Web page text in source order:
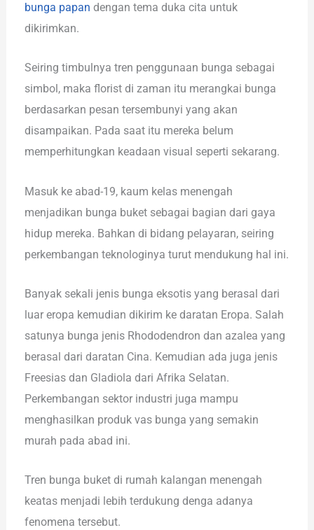
bunga papan dengan tema duka cita untuk
dikirimkan.
Seiring timbulnya tren penggunaan bunga sebagai
simbol, maka florist di zaman itu merangkai bunga
berdasarkan pesan tersembunyi yang akan
disampaikan. Pada saat itu mereka belum
memperhitungkan keadaan visual seperti sekarang.
Masuk ke abad-19, kaum kelas menengah
menjadikan bunga buket sebagai bagian dari gaya
hidup mereka. Bahkan di bidang pelayaran, seiring
perkembangan teknologinya turut mendukung hal ini.
Banyak sekali jenis bunga eksotis yang berasal dari
luar eropa kemudian dikirim ke daratan Eropa. Salah
satunya bunga jenis Rhododendron dan azalea yang
berasal dari daratan Cina. Kemudian ada juga jenis
Freesias dan Gladiola dari Afrika Selatan.
Perkembangan sektor industri juga mampu
menghasilkan produk vas bunga yang semakin
murah pada abad ini.
Tren bunga buket di rumah kalangan menengah
keatas menjadi lebih terdukung denga adanya
fenomena tersebut.